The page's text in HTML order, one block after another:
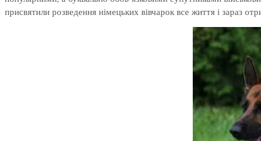
присвятили розведення німецьких вівчарок все життя і зараз